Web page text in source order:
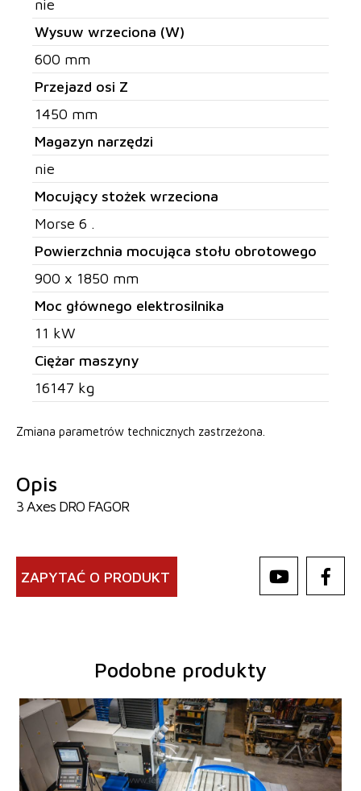
nie
Wysuw wrzeciona (W)
600 mm
Przejazd osi Z
1450 mm
Magazyn narzędzi
nie
Mocujący stożek wrzeciona
Morse 6 .
Powierzchnia mocująca stołu obrotowego
900 x 1850 mm
Moc głównego elektrosilnika
11 kW
Ciężar maszyny
16147 kg
Zmiana parametrów technicznych zastrzeżona.
Opis
3 Axes DRO FAGOR
ZAPYTAĆ O PRODUKT
Podobne produkty
Rok produkcji:
0
System sterowania
tak
System sterowania HeidenhainTNC 620
Średnica wrzeciona roboczego100 mm
Przejazd osi X
1250 mm
Przejazd osi Y
1030 mm